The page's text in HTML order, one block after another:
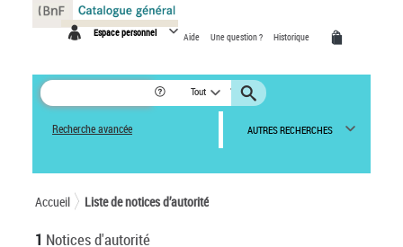
Espace personnel Aide Une question ? Historique
Tout
Recherche avancée AUTRES RECHERCHES
Accueil Liste de notices d’autorité
1 Notices d'autorité
Panneau de gestion des cookies